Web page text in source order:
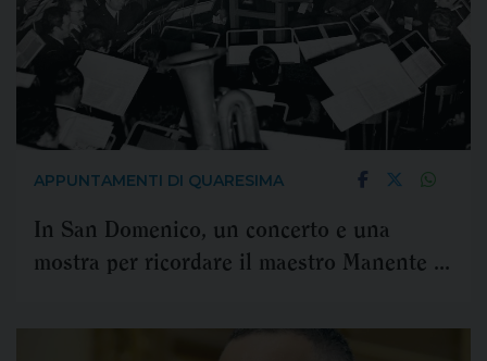
APPUNTAMENTI DI QUARESIMA
In San Domenico, un concerto e una
mostra per ricordare il maestro Manente e